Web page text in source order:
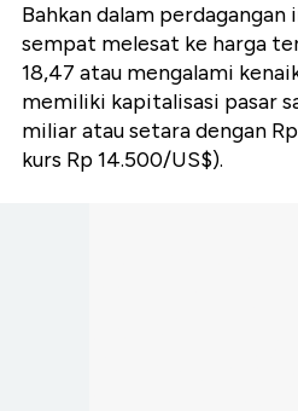
Bahkan dalam
sempat melesat ke harga
18,47 atau mengalami
memiliki kapitalisasi pasar
miliar atau setara dengan
kurs Rp 14.500/US$).